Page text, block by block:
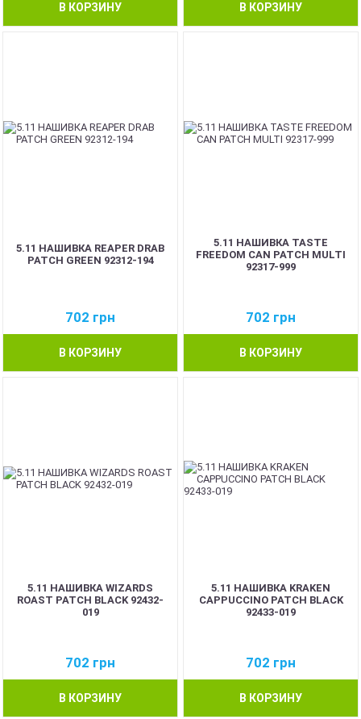
В КОРЗИНУ В КОРЗИНУ
5.11 НАШИВКА REAPER DRAB
PATCH GREEN 92312-194
702 грн
В КОРЗИНУ
5.11 НАШИВКА TASTE
FREEDOM CAN PATCH MULTI
92317-999
702 грн
В КОРЗИНУ
5.11 НАШИВКА WIZARDS
ROAST PATCH BLACK 92432-
019
702 грн
В КОРЗИНУ
5.11 НАШИВКА KRAKEN
CAPPUCCINO PATCH BLACK
92433-019
702 грн
В КОРЗИНУ